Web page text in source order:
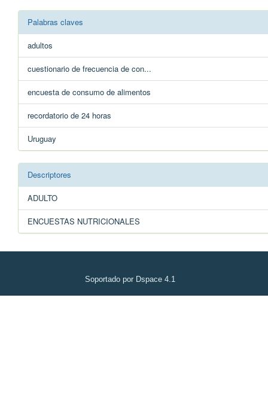
Palabras claves
adultos
cuestionario de frecuencia de con...
encuesta de consumo de alimentos
recordatorio de 24 horas
Uruguay
Descriptores
ADULTO
ENCUESTAS NUTRICIONALES
Soportado por Dspace 4.1